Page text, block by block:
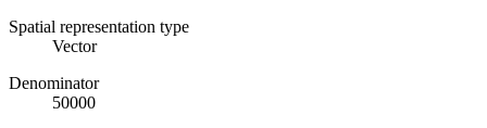
Spatial representation type
Vector
Denominator
50000